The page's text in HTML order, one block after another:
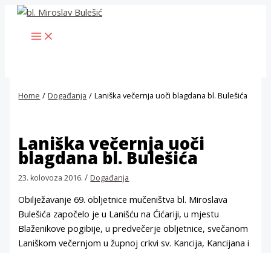
Skip
content
MAIN
MENU
Home Događanja Laniška večernja uoči blagdana bl. Bulešića
Laniška večernja uoči
blagdana bl. Bulešića
23. kolovoza 2016./ Događanja
Obilježavanje 69. obljetnice mučeništva bl. Miroslava
Bulešića započelo je u Lanišću na Ćićariji, u mjestu
Blaženikove pogibije, u predvečerje obljetnice, svečanom
Laniškom večernjom u župnoj crkvi sv. Kancija, Kancijana i